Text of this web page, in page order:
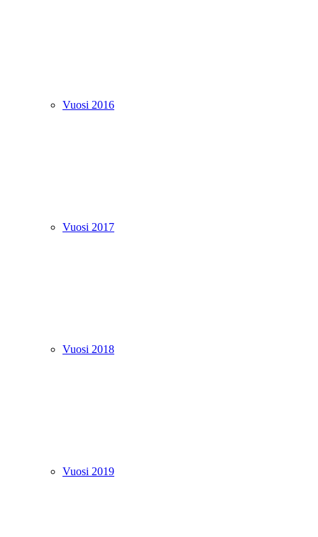
Vuosi 2016
Vuosi 2017
Vuosi 2018
Vuosi 2019